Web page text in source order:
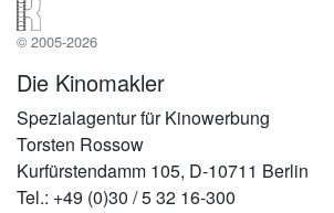
© 2005-2026
Die Kinomakler
Spezialagentur für Kinowerbung
Torsten Rossow
Kurfürstendamm 105, D-10711 Berlin
Tel.: +49 (0)30 / 5 32 16-300